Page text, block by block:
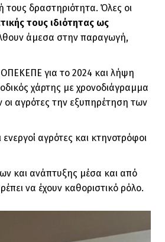
τους δραστηριότητα. Όλες οι
τους ιδιότητας ως
άμεσα στην παραγωγή,
για το 2024 και λήψη
χάρτης με χρονοδιάγραμμα
αγρότες την εξυπηρέτηση των
αγρότες και κτηνοτρόφοι
και ανάπτυξης μέσα και από
να έχουν καθοριστικό ρόλο.